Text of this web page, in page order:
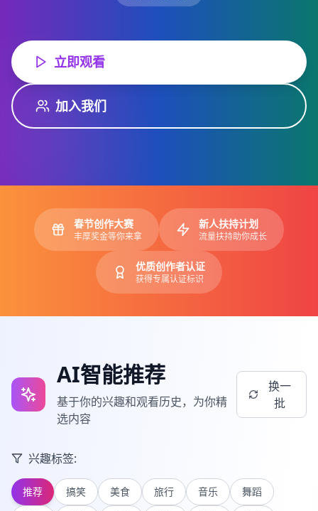
立即观看
加入我们
春节创作大赛
丰厚奖金等你来拿
新人扶持计划
流量扶持助你成长
优质创作者认证
获得专属认证标识
AI智能推荐
基于你的兴趣和观看历史，为你精
选内容
换一
批
兴趣标签:
推荐 搞笑 美食 旅行 音乐
舞蹈